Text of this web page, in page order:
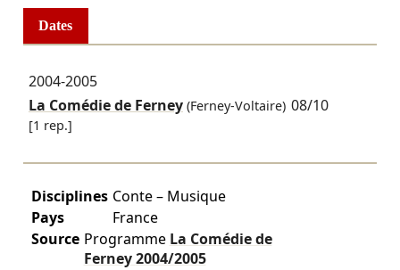
Dates
2004-2005
La Comédie de Ferney(Ferney-Voltaire) 08/10
[1 rep.]
Disciplines Conte – Musique
Pays
France
Source Programme La Comédie de
Ferney2004/2005